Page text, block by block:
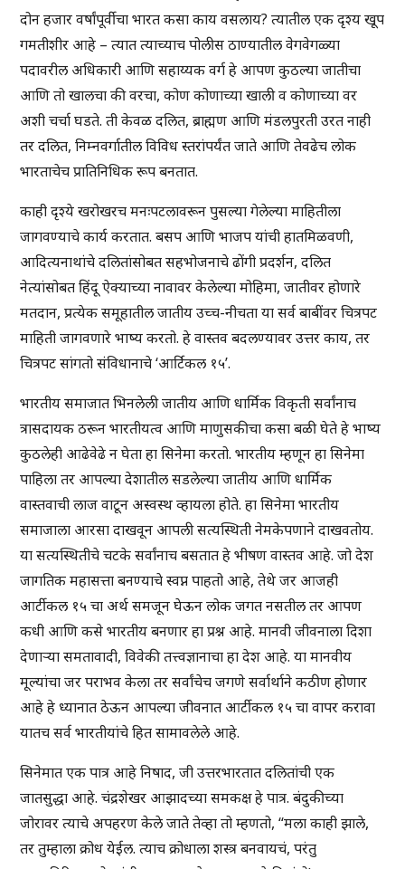
दोन हजार वर्षांपूर्वीचा भारत कसा काय वसलाय? त्यातील एक दृश्य खूप
गमतीशीर आहे – त्यात त्याच्याच पोलीस ठाण्यातील वेगवेगळ्या
पदावरील अधिकारी आणि सहाय्यक वर्ग हे आपण कुठल्या जातीचा
आणि तो खालचा की वरचा, कोण कोणाच्या खाली व कोणाच्या वर
अशी चर्चा घडते. ती केवळ दलित, ब्राह्मण आणि मंडलपुरती उरत नाही
तर दलित, निम्नवर्गातील विविध स्तरांपर्यंत जाते आणि तेवढेच लोक
भारताचेच प्रातिनिधिक रूप बनतात.
काही दृश्ये खरोखरच मनःपटलावरून पुसल्या गेलेल्या माहितीला
जागवण्याचे कार्य करतात. बसप आणि भाजप यांची हातमिळवणी,
आदित्यनाथांचे दलितांसोबत सहभोजनाचे ढोंगी प्रदर्शन, दलित
नेत्यांसोबत हिंदू ऐक्याच्या नावावर केलेल्या मोहिमा, जातीवर होणारे
मतदान, प्रत्येक समूहातील जातीय उच्च-नीचता या सर्व बाबींवर चित्रपट
माहिती जागवणारे भाष्य करतो. हे वास्तव बदलण्यावर उत्तर काय, तर
चित्रपट सांगतो संविधानाचे ‘आर्टिकल १५’.
भारतीय समाजात भिनलेली जातीय आणि धार्मिक विकृती सर्वांनाच
त्रासदायक ठरून भारतीयत्व आणि माणुसकीचा कसा बळी घेते हे भाष्य
कुठलेही आढेवेढे न घेता हा सिनेमा करतो. भारतीय म्हणून हा सिनेमा
पाहिला तर आपल्या देशातील सडलेल्या जातीय आणि धार्मिक
वास्तवाची लाज वाटून अस्वस्थ व्हायला होते. हा सिनेमा भारतीय
समाजाला आरसा दाखवून आपली सत्यस्थिती नेमकेपणाने दाखवतोय.
या सत्यस्थितीचे चटके सर्वांनाच बसतात हे भीषण वास्तव आहे. जो देश
जागतिक महासत्ता बनण्याचे स्वप्न पाहतो आहे, तेथे जर आजही
आर्टीकल १५ चा अर्थ समजून घेऊन लोक जगत नसतील तर आपण
कधी आणि कसे भारतीय बनणार हा प्रश्न आहे. मानवी जीवनाला दिशा
देणाऱ्या समतावादी, विवेकी तत्त्वज्ञानाचा हा देश आहे. या मानवीय
मूल्यांचा जर पराभव केला तर सर्वांचेच जगणे सर्वार्थाने कठीण होणार
आहे हे ध्यानात ठेऊन आपल्या जीवनात आर्टीकल १५ चा वापर करावा
यातच सर्व भारतीयांचे हित सामावलेले आहे.
सिनेमात एक पात्र आहे निषाद, जी उत्तरभारतात दलितांची एक
जातसुद्धा आहे. चंद्रशेखर आझादच्या समकक्ष हे पात्र. बंदुकीच्या
जोरावर त्याचे अपहरण केले जाते तेव्हा तो म्हणतो, “मला काही झाले,
तर तुम्हाला क्रोध येईल. त्याच क्रोधाला शस्त्र बनवायचं, परंतु